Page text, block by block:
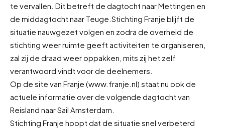
te vervallen. Dit betreft de dagtocht naar Mettingen en
de middagtocht naar Teuge. Stichting Franje blijft de
situatie nauwgezet volgen en zodra de overheid de
stichting weer ruimte geeft activiteiten te organiseren,
zal zij de draad weer oppakken, mits zij het zelf
verantwoord vindt voor de deelnemers.
Op de site van Franje (www.franje.nl) staat nu ook de
actuele informatie over de volgende dagtocht van
Reisland naar Sail Amsterdam.
Stichting Franje hoopt dat de situatie snel verbeterd